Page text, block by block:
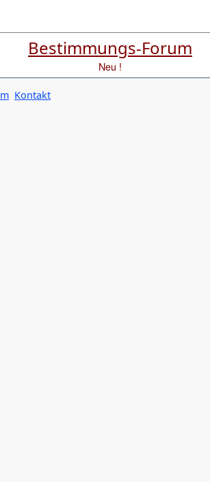
Bestimmungs-Forum
Neu !
Kontakt